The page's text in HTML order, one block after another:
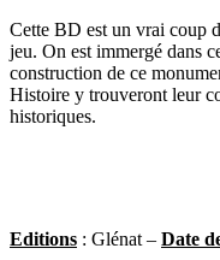
Cette BD est un vrai coup
jeu. On est immergé dans
construction de ce
Histoire y trouveront leur
historiques.
Editions : Glénat – Date